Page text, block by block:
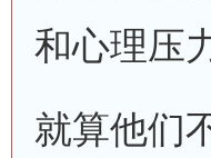
和心理压
就算他们